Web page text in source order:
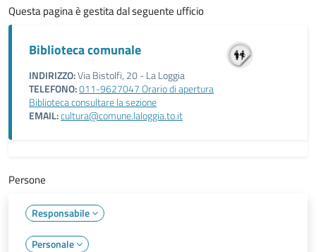
Questa pagina è gestita dal seguente ufficio
Biblioteca comunale
INDIRIZZO:Via Bistolfi, 20 - La Loggia
TELEFONO:011-9627047 Orario di apertura
Biblioteca consultare la sezione
EMAIL:cultura@comune.laloggia.to.it
Persone
Responsabile
Personale